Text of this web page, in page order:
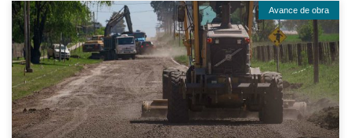
Avance de obra